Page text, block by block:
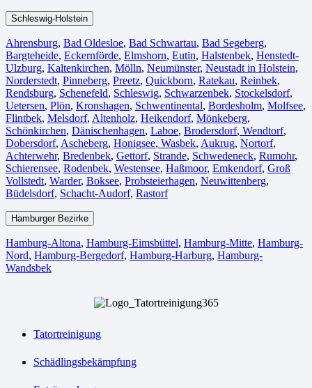
Schleswig-Holstein
Ahrensburg, Bad Oldesloe, Bad Schwartau, Bad Segeberg,
Bargteheide, Eckernförde, Elmshorn, Eutin, Halstenbek, Henstedt-
Ulzburg, Kaltenkirchen, Mölln, Neumünster, Neustadt in Holstein,
Norderstedt, Pinneberg, Preetz, Quickborn, Ratekau, Reinbek,
Rendsburg, Schenefeld, Schleswig, Schwarzenbek, Stockelsdorf,
Uetersen, Plön, Kronshagen, Schwentinental, Bordesholm, Molfsee,
Flintbek, Melsdorf, Altenholz, Heikendorf, Mönkeberg,
Schönkirchen, Dänischenhagen, Laboe, Brodersdorf, Wendtorf,
Dobersdorf, Ascheberg, Honigsee, Wasbek, Aukrug, Nortorf,
Achterwehr, Bredenbek, Gettorf, Strande, Schwedeneck, Rumohr,
Schierensee, Rodenbek, Westensee, Haßmoor, Emkendorf, Groß
Vollstedt, Warder, Boksee, Probsteierhagen, Neuwittenberg,
Büdelsdorf, Schacht-Audorf, Rastorf
Hamburger Bezirke
Hamburg-Altona, Hamburg-Eimsbüttel, Hamburg-Mitte, Hamburg-
Nord, Hamburg-Bergedorf, Hamburg-Harburg, Hamburg-
Wandsbek
Tatortreinigung
Schädlingsbekämpfung